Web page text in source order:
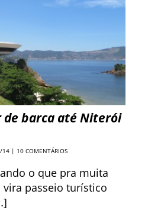
de barca até Niterói
14 | 10 COMENTÁRIOS
o que pra muita
vira passeio turístico